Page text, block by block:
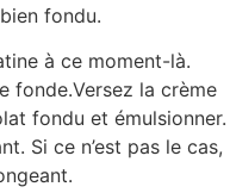
fondu.
à ce moment-là.
fonde.Versez la crème
fondu et émulsionner.
Si ce n’est pas le cas,